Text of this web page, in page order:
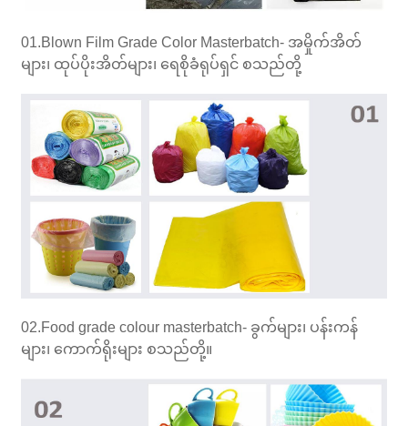
01.Blown Film Grade Color Masterbatch- အမှိုက်အိတ်
များ၊ ထုပ်ပိုးအိတ်များ၊ ရေစိုခံရုပ်ရှင် စသည်တို့
02.Food grade colour masterbatch- ခွက်များ၊ ပန်းကန်
များ၊ ကောက်ရိုးများ စသည်တို့။